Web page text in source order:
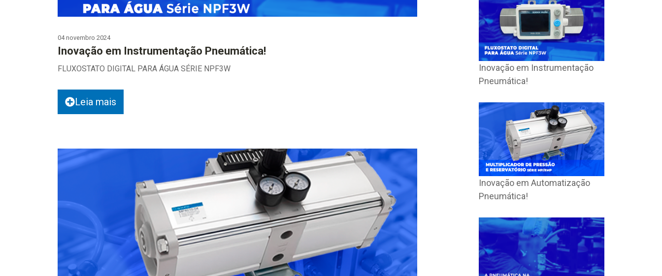
04 novembro 2024
Inovação em Instrumentação Pneumática!
FLUXOSTATO DIGITAL PARA ÁGUA SÉRIE NPF3W
Leia mais
Inovação em Instrumentação
Pneumática!
Inovação em Automatização
Pneumática!